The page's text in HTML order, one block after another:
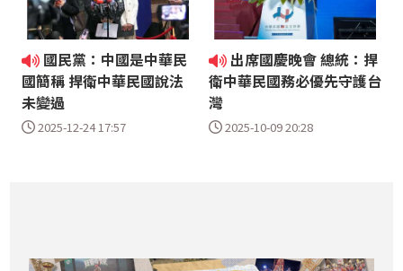
國民黨：中國是中華民
國簡稱 捍衛中華民國說法
未變過
2025-12-24 17:57
出席國慶晚會 總統：捍
衛中華民國務必優先守護台
灣
2025-10-09 20:28